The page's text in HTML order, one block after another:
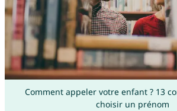
Comment appeler votre enfant ? 13
choisir un prénom